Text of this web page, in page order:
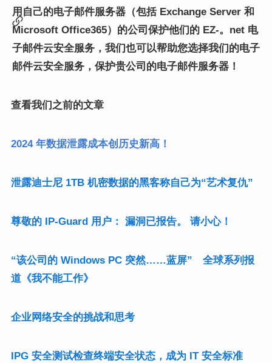
用自己的电子邮件服务器（包括 Exchange Server 和
Microsoft Office365）的公司保护他们的 EZ-。net 电
子邮件云安全服务，我们也可以帮助您选择我们的电子
邮件云安全服务，保护贵公司的电子邮件服务器！
查看我们之前的文章
2024 年数据泄露成本创历史新高！
泄露迪士尼 1TB 机密数据的黑客称自己为“艺术复仇”
尊敬的 IP-Guard 用户： 漏洞已报告。 请小心！
“该公司的 Windows PC 突然……蓝屏” 全球系列报
道《我不能工作》
企业网络安全的挑战和思考
IPG 安全测试检查终端安全状态，成为 IT 安全标准